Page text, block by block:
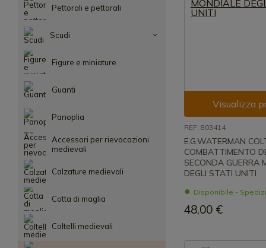
Pettorali e pettorali
Scudi
Figure e miniature
Guanti
Panoplia
Accessori per rievocazioni
medievali
Calzature medievali
Cotta di maglia
Coltelli medievali
Visualizza
REF: 803414
E.G.WATERMAN
COMBATTIMENTO
SECONDA GUERRA
DEGLI STATI UNITI
Disponibile -
48,00 €